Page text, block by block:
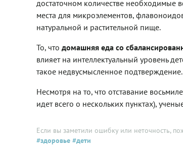
достаточном количестве необходимые
места для микроэлементов,
натуральной и растительной пище.
То, что домашняя еда со
влияет на интеллектуальный уровень
такое недвусмысленное подтверждение.
Несмотря на то, что отставание
идет всего о нескольких пунктах),
Если вы заметили ошибку или неточность,
#здоровье #дети